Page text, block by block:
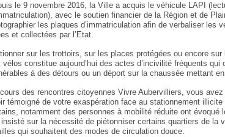
le 9 novembre 2016, la Ville a acquis le véhicule LAPI
avec le soutien financier de la Région et de
les plaques d’immatriculation afin de verbaliser les
et collectées par l’Etat.
sur les trottoirs, sur les places protégées ou encore
vélos constitue aujourd’hui des actes d’incivilité fréquents
à des détours ou un déport sur la chaussée mettant
des rencontres citoyennes Vivre Aubervilliers, vous
témoigné de votre exaspération face au stationnement
notamment des personnes à mobilité réduite ont évoqué
sur la nécessité de piétonniser certains quartiers de la
qui souhaitent des modes de circulation douce.